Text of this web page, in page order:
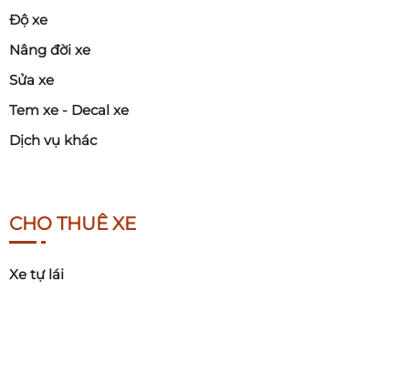
Độ xe
Nâng đời xe
Sửa xe
Tem xe - Decal xe
Dịch vụ khác
CHO THUÊ XE
Xe tự lái